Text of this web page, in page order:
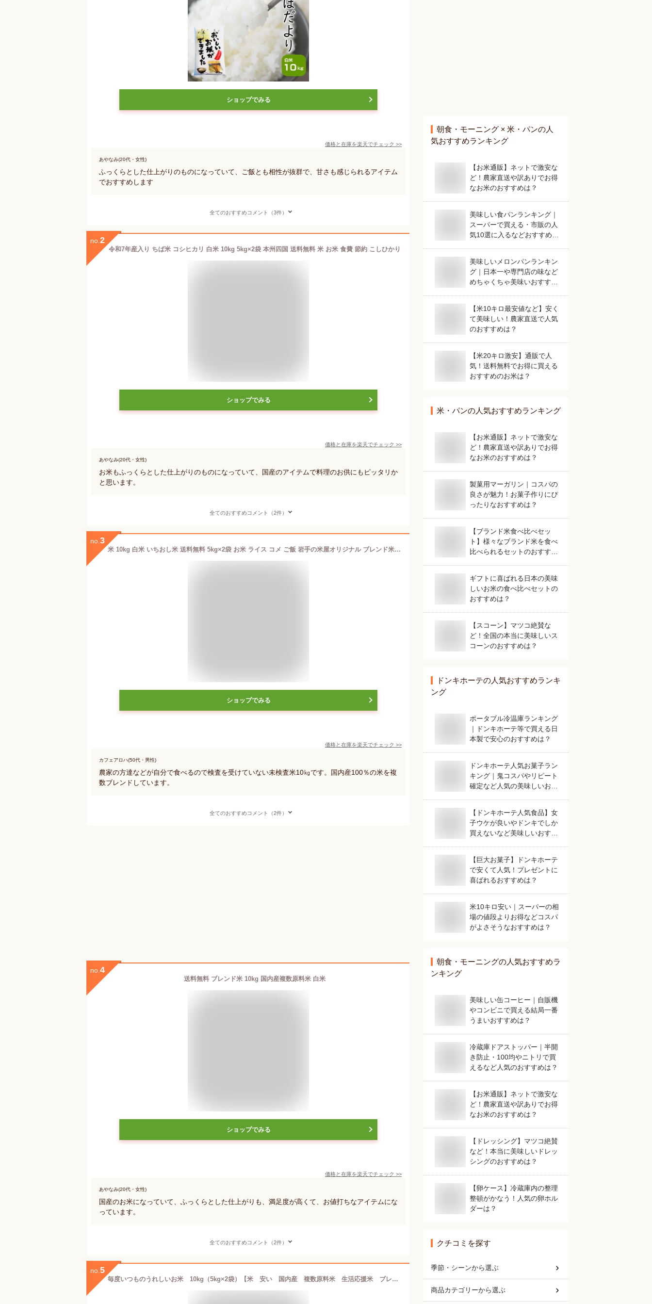
ショップでみる
価格と在庫を楽天でチェック >>
あやなみ(20代・女性)
ふっくらとした仕上がりのものになっていて、ご飯とも相性が抜群で、甘さも感じられるアイテム
でおすすめします
全てのおすすめコメント（3件）
no. 2
令和7年産入り ちば米 コシヒカリ 白米 10kg 5kg×2袋 本州四国 送料無料 米 お米 食費 節約 こしひかり
ショップでみる
価格と在庫を楽天でチェック >>
あやなみ(20代・女性)
お米もふっくらとした仕上がりのものになっていて、国産のアイテムで料理のお供にもピッタリか
と思います。
全てのおすすめコメント（2件）
no. 3
米 10kg 白米 いちおし米 送料無料 5kg×2袋 お米 ライス コメ ご飯 岩手の米屋オリジナル ブレンド米 精米加工完了商品
ショップでみる
価格と在庫を楽天でチェック >>
カフェアロハ(50代・男性)
農家の方達などが自分で食べるので検査を受けていない未検査米10㎏です。国内産100％の米を複
数ブレンドしています。
全てのおすすめコメント（2件）
no. 4
送料無料 ブレンド米 10kg 国内産複数原料米 白米
ショップでみる
価格と在庫を楽天でチェック >>
あやなみ(20代・女性)
国産のお米になっていて、ふっくらとした仕上がりも、満足度が高くて、お値打ちなアイテムにな
っています。
全てのおすすめコメント（2件）
no. 5
毎度いつものうれしいお米 10kg（5kg×2袋）【米 安い 国内産 複数原料米 生活応援米 ブレンド米】
朝食・モーニング × 米・パンの人
気おすすめランキング
【お米通販】ネットで激安な
ど！農家直送や訳ありでお得
なお米のおすすめは？
美味しい食パンランキング｜
スーパーで買える・市販の人
気10選に入るなどおすすめを
美味しいメロンパンランキン
グ｜日本一や専門店の味など
めちゃくちゃ美味いおすすめ
【米10キロ最安値など】安く
て美味しい！農家直送で人気
のおすすめは？
【米20キロ激安】通販で人
気！送料無料でお得に買える
おすすめのお米は？
米・パンの人気おすすめランキング
【お米通販】ネットで激安な
ど！農家直送や訳ありでお得
なお米のおすすめは？
製菓用マーガリン｜コスパの
良さが魅力！お菓子作りにぴ
ったりなおすすめは？
【ブランド米食べ比べセッ
ト】様々なブランド米を食べ
比べられるセットのおすすめ
ギフトに喜ばれる日本の美味
しいお米の食べ比べセットの
おすすめは？
【スコーン】マツコ絶賛な
ど！全国の本当に美味しいス
コーンのおすすめは？
ドンキホーテの人気おすすめランキ
ング
ポータブル冷温庫ランキング
｜ドンキホーテ等で買える日
本製で安心のおすすめは？
ドンキホーテ人気お菓子ラン
キング｜鬼コスパやリピート
確定など人気の美味しいおす
【ドンキホーテ人気食品】女
子ウケが良いやドンキでしか
買えないなど美味しいおすす
【巨大お菓子】ドンキホーテ
で安くて人気！プレゼントに
喜ばれるおすすめは？
米10キロ安い｜スーパーの相
場の値段よりお得などコスパ
がよさそうなおすすめは？
朝食・モーニングの人気おすすめラ
ンキング
美味しい缶コーヒー｜自販機
やコンビニで買える結局一番
うまいおすすめは？
冷蔵庫ドアストッパー｜半開
き防止・100均やニトリで買
えるなど人気のおすすめは？
【お米通販】ネットで激安な
ど！農家直送や訳ありでお得
なお米のおすすめは？
【ドレッシング】マツコ絶賛
など！本当に美味しいドレッ
シングのおすすめは？
【卵ケース】冷蔵庫内の整理
整頓がかなう！人気の卵ホル
ダーは？
クチコミを探す
季節・シーンから選ぶ
商品カテゴリーから選ぶ